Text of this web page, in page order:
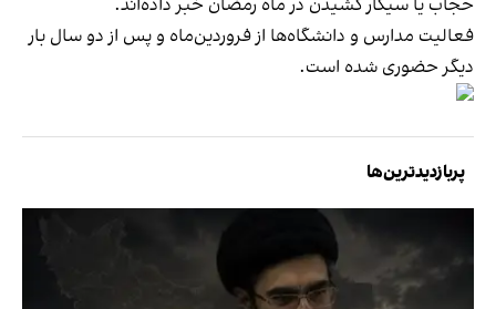
فعالیت مدارس و دانشگاه‌ها از فروردین‌ماه و پس از دو سال بار
دیگر حضوری شده است.
پربازدیدترین‌ها